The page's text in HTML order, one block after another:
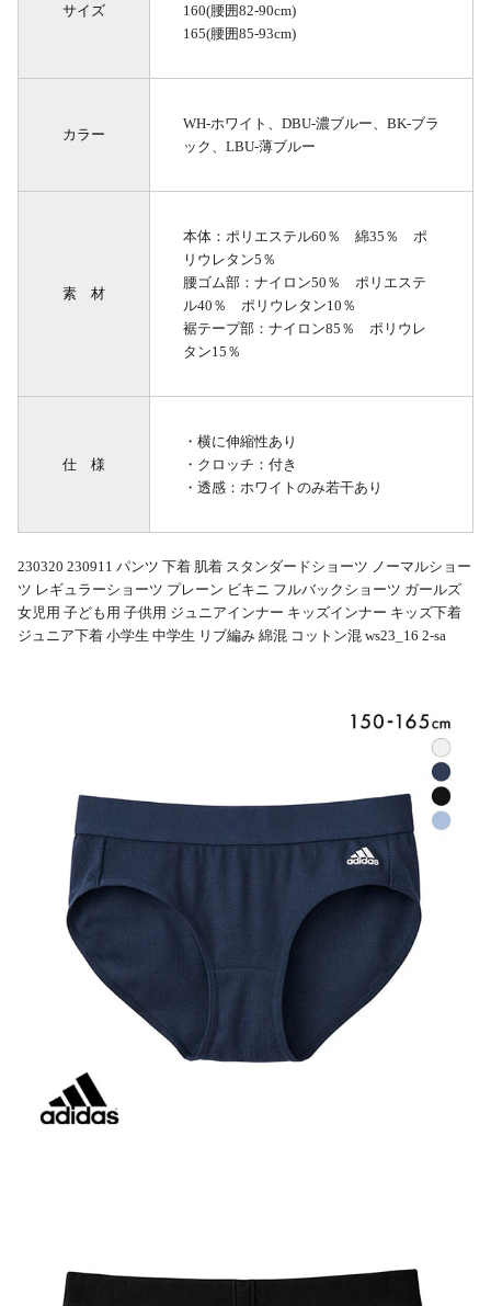
サイズ
160(腰囲82-90cm)
165(腰囲85-93cm)
カラー
WH-ホワイト、DBU-濃ブルー、BK-ブラ
ック、LBU-薄ブルー
素 材
本体：ポリエステル60％ 綿35％ ポ
リウレタン5％
腰ゴム部：ナイロン50％ ポリエステ
ル40％ ポリウレタン10％
裾テープ部：ナイロン85％ ポリウレ
タン15％
仕 様
・横に伸縮性あり
・クロッチ：付き
・透感：ホワイトのみ若干あり
230320 230911 パンツ 下着 肌着 スタンダードショーツ ノーマルショー
ツ レギュラーショーツ プレーン ビキニ フルバックショーツ ガールズ
女児用 子ども用 子供用 ジュニアインナー キッズインナー キッズ下着
ジュニア下着 小学生 中学生 リブ編み 綿混 コットン混 ws23_16 2-sa